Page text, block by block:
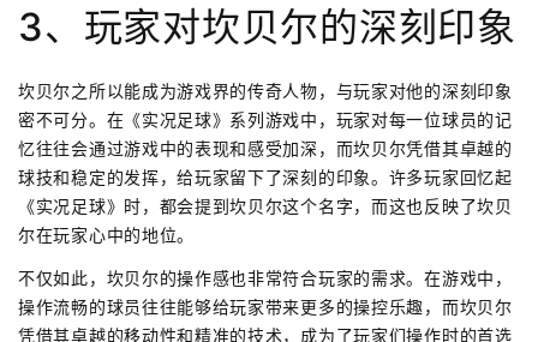
3、玩家对坎贝尔的深刻印象
坎贝尔之所以能成为游戏界的传奇人物，与玩家对他的深刻印象
密不可分。在《实况足球》系列游戏中，玩家对每一位球员的记
忆往往会通过游戏中的表现和感受加深，而坎贝尔凭借其卓越的
球技和稳定的发挥，给玩家留下了深刻的印象。许多玩家回忆起
《实况足球》时，都会提到坎贝尔这个名字，而这也反映了坎贝
尔在玩家心中的地位。
不仅如此，坎贝尔的操作感也非常符合玩家的需求。在游戏中，
操作流畅的球员往往能够给玩家带来更多的操控乐趣，而坎贝尔
凭借其卓越的移动性和精准的技术，成为了玩家们操作时的首选